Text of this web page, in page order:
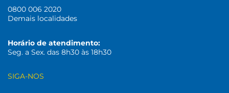
0800 006 2020
Demais localidades
Horário de atendimento:
Seg. a Sex. das 8h30 às 18h30
SIGA-NOS